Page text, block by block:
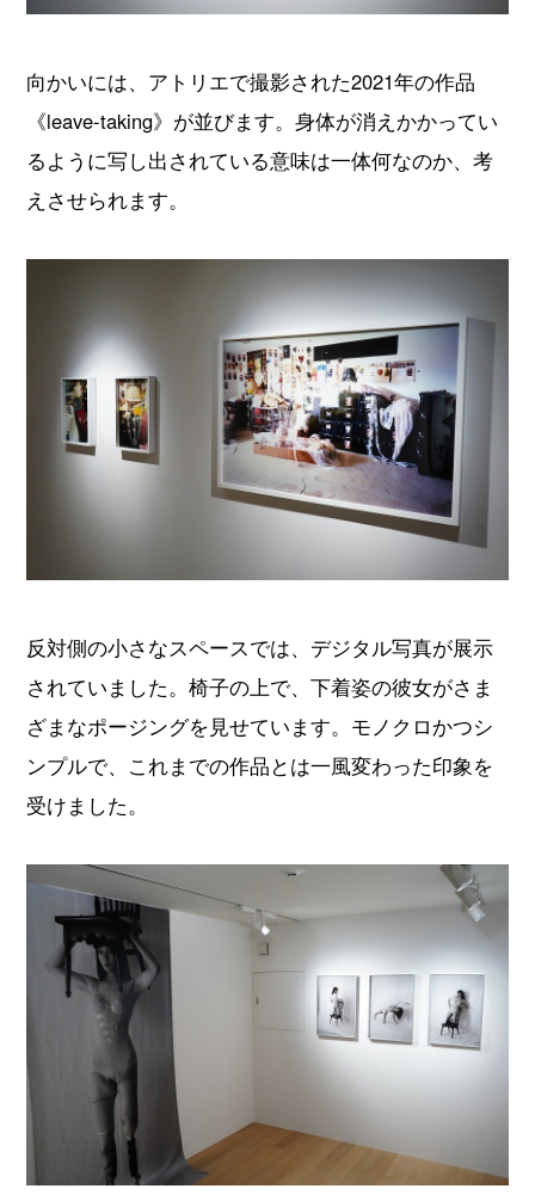
向かいには、アトリエで撮影された2021年の作品
《leave-taking》が並びます。身体が消えかかってい
るように写し出されている意味は一体何なのか、考
えさせられます。
反対側の小さなスペースでは、デジタル写真が展示
されていました。椅子の上で、下着姿の彼女がさま
ざまなポージングを見せています。モノクロかつシ
ンプルで、これまでの作品とは一風変わった印象を
受けました。